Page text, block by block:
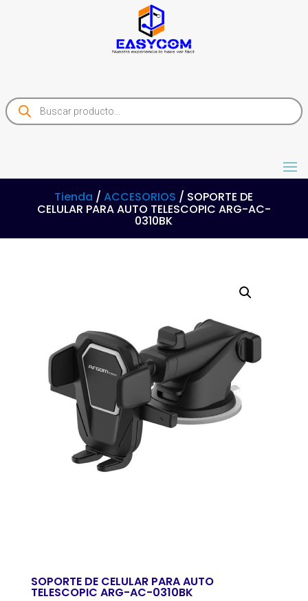
Products
search
Tienda /ACCESORIOS / SOPORTE DE
CELULAR PARA AUTO TELESCOPIC ARG-AC-
0310BK
SOPORTE DE CELULAR PARA AUTO
TELESCOPIC ARG-AC-0310BK